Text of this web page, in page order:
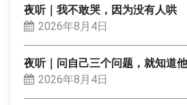
夜听｜我不敢哭，因为没有人哄
2026年8月4日
夜听｜问自己三个问题，就知道
2026年8月4日